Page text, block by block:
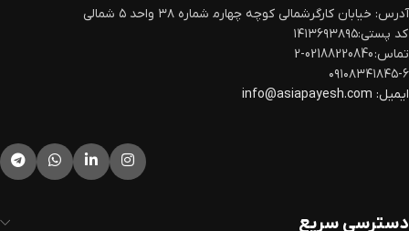
آدرس: خیابان کارگرشمالی کوچه چهارم‍ شماره ۳۸ واحد ۵ شمالی
کد پستی:۱۴۱۳۶۹۳۸۹۵
تماس: 02188220840-2
۰۹۱۰۸۳۴۱۸۴۵-۶
ایمیل:
دسترسی سریع